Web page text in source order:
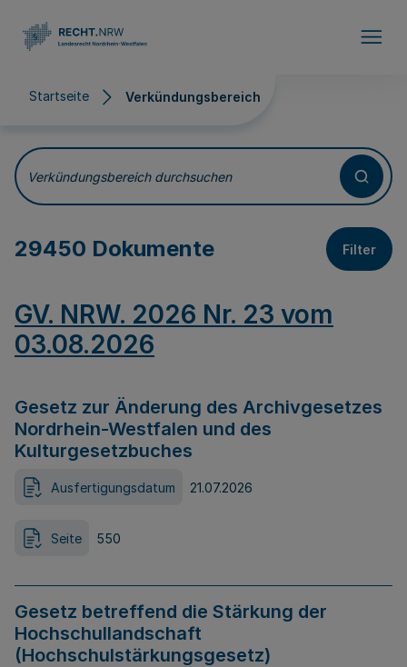
Startseite Verkündungsbereich
Verkündungsbereich
Verkündungsbereich durchsuchen
29450 Dokumente Filter
GV. NRW. 2026 Nr. 23 vom
03.08.2026
Gesetz zur Änderung des Archivgesetzes
Nordrhein-Westfalen und des
Kulturgesetzbuches
Ausfertigungsdatum 21.07.2026
Seite 550
Gesetz betreffend die Stärkung der
Hochschullandschaft
(Hochschulstärkungsgesetz)